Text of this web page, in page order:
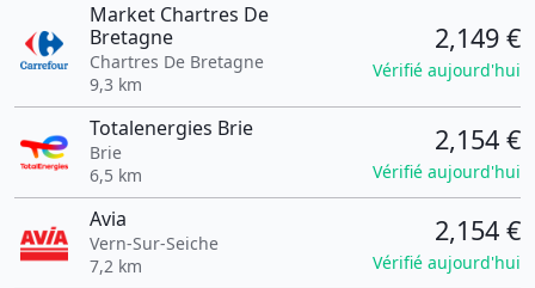
Market Chartres De
Bretagne
Chartres De Bretagne
9,3 km
2,149 €
Vérifié aujourd'hui
Totalenergies Brie
Brie
6,5 km
2,154 €
Vérifié aujourd'hui
Avia
Vern-Sur-Seiche
7,2 km
2,154 €
Vérifié aujourd'hui